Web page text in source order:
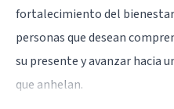
fortalecimiento del
personas que desean
su presente y avanzar hacia
que anhelan.